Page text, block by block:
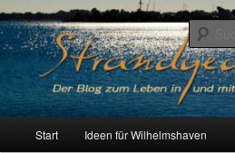
Zum
primären
Inhalt
springen
Zum
sekundären
Inhalt
springenStrandgedanken
Der Blog zum Leben in Wilhelmshaven
Start Ideen für Wilhelmshaven